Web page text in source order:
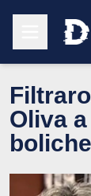
Oliva
boliche